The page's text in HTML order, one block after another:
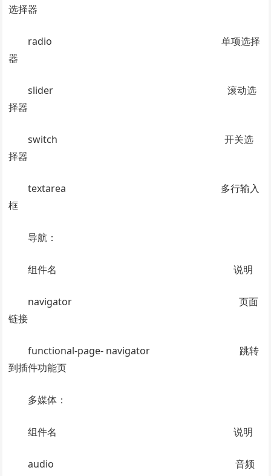
选择器
radio 单项选择
器
slider 滚动选
择器
switch 开关选
择器
textarea 多行输入
框
导航：
组件名 说明
navigator 页面
链接
functional-page- navigator 跳转
到插件功能页
多媒体：
组件名 说明
audio 音频